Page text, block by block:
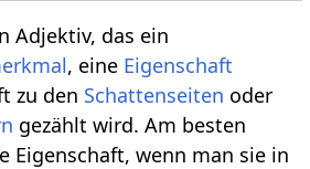
Adjektiv, das ein
, eine Eigenschaft
zu den Schattenseiten oder
gezählt wird. Am besten
Eigenschaft, wenn man sie in